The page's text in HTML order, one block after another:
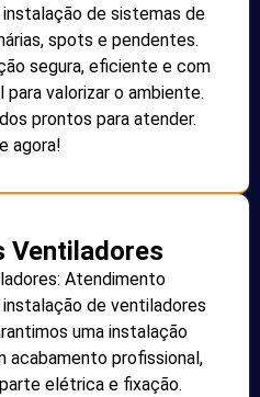
de sistemas de
spots e pendentes.
segura, eficiente e com
valorizar o ambiente.
prontos para atender.
agora!
Ventiladores
Atendimento
de ventiladores
uma instalação
acabamento profissional,
elétrica e fixação.